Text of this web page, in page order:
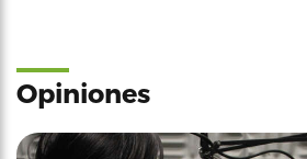
Opiniones